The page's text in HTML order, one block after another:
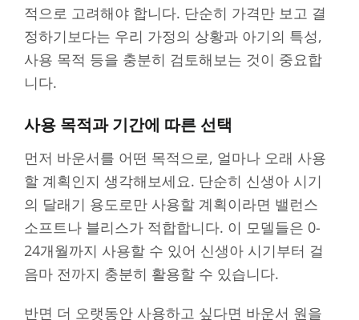
적으로 고려해야 합니다. 단순히 가격만 보고 결
정하기보다는 우리 가정의 상황과 아기의 특성,
사용 목적 등을 충분히 검토해보는 것이 중요합
니다.
사용 목적과 기간에 따른 선택
먼저 바운서를 어떤 목적으로, 얼마나 오래 사용
할 계획인지 생각해보세요. 단순히 신생아 시기
의 달래기 용도로만 사용할 계획이라면 밸런스
소프트나 블리스가 적합합니다. 이 모델들은 0-
24개월까지 사용할 수 있어 신생아 시기부터 걸
음마 전까지 충분히 활용할 수 있습니다.
반면 더 오랫동안 사용하고 싶다면 바운서 원을